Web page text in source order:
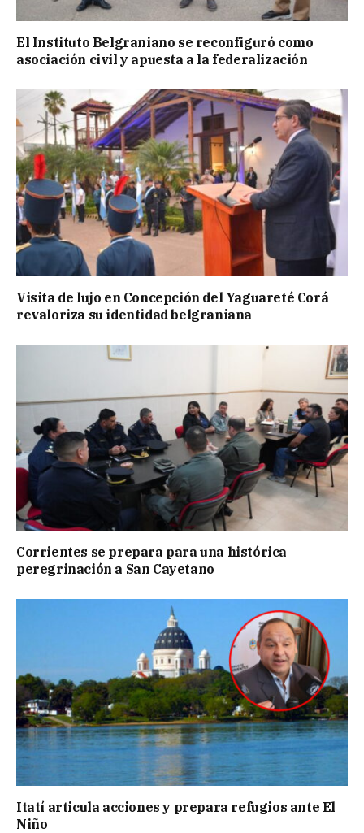
El Instituto Belgraniano se reconfiguró como
asociación civil y apuesta a la federalización
Visita de lujo en Concepción del Yaguareté Corá
revaloriza su identidad belgraniana
Corrientes se prepara para una histórica
peregrinación a San Cayetano
Itatí articula acciones y prepara refugios ante El
Niño